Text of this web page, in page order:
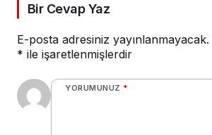
Bir Cevap Yaz
E-posta adresiniz yayınlanmayacak.
* ile işaretlenmişlerdir
YORUMUNUZ *